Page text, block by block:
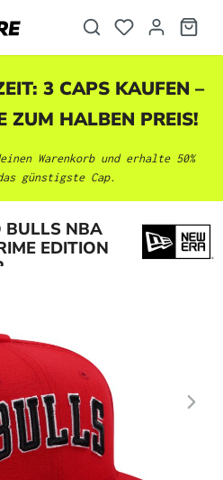
3 CAPS KAUFEN –
ZUM HALBEN PREIS!
Warenkorb und erhalte 50%
günstigste Cap.
BULLS NBA
EDITION